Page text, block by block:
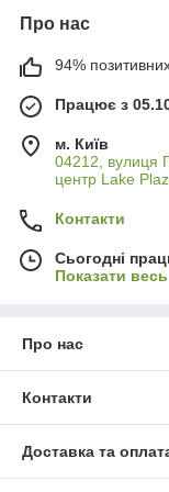
Про нас
94% позитивних
Працює з
м. Київ
04212, вулиця
центр Lake
Контакти
Сьогодні
Показати
Про нас
Контакти
Доставка та